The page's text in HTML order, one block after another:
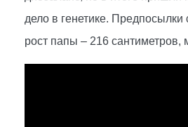
дело в генетике.
рост папы – 216 сантиметров,